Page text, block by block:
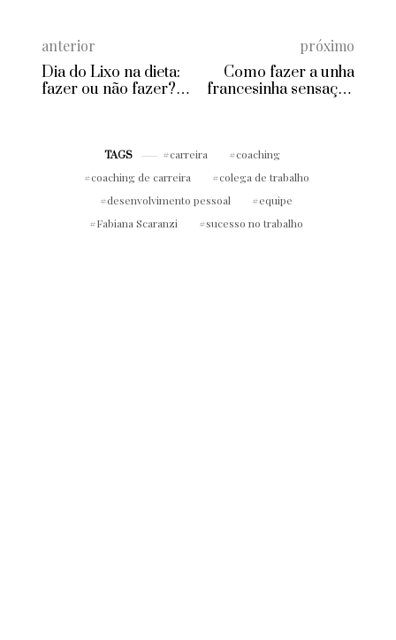
anterior
Dia do Lixo na dieta:
fazer ou não fazer?
próximo
Como fazer a unha
francesinha sensação
TAGS carreira
coaching
coaching de carreira
colega de trabalho
desenvolvimento pessoal
equipe
Fabiana Scaranzi
sucesso no trabalho